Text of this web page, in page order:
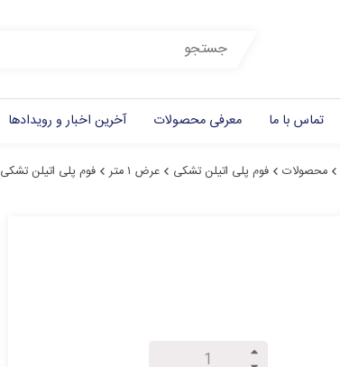
تماس با ما معرفی محصولات آخرین اخبار و رویدادها
محصولات فوم پلی اتیلن تشکی عرض ۱ متر فوم پلی اتیلن تشکی ۵۰میلیمتر×۱متر×۴۰متر